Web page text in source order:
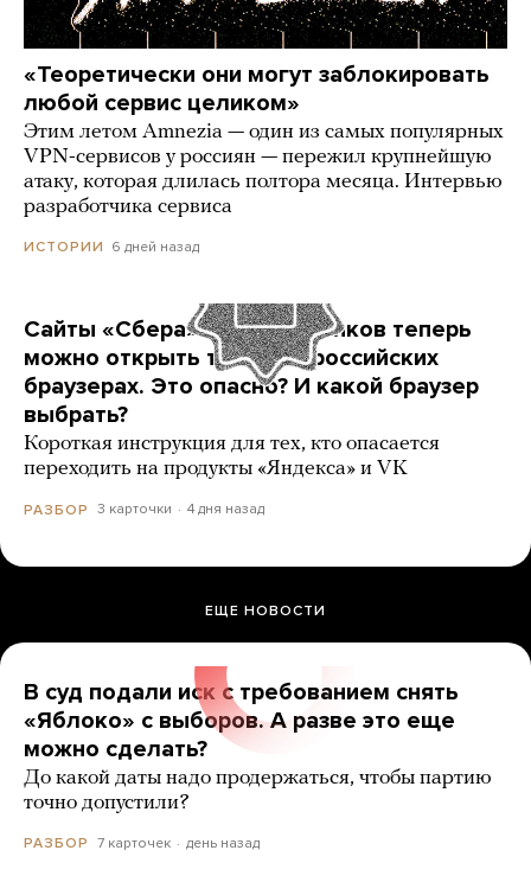
«Теоретически они могут заблокировать
любой сервис целиком»
Этим летом Amnezia — один из самых популярных
VPN-сервисов у россиян — пережил крупнейшую
атаку, которая длилась полтора месяца. Интервью
разработчика сервиса
ИСТОРИИ 6 дней назад
Сайты «Сбера» и других банков теперь
можно открыть только в российских
браузерах. Это опасно? И какой браузер
выбрать?
Короткая инструкция для тех, кто опасается
переходить на продукты «Яндекса» и VK
РАЗБОР 3 карточки 4 дня назад
ЕЩЕ НОВОСТИ
В суд подали иск с требованием снять
«Яблоко» с выборов. А разве это еще
можно сделать?
До какой даты надо продержаться, чтобы партию
точно допустили?
РАЗБОР 7 карточек день назад